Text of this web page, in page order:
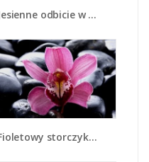
Jesienne odbicie w wodzie - K701
Fioletowy storczyk i ciemne kamienie - K036